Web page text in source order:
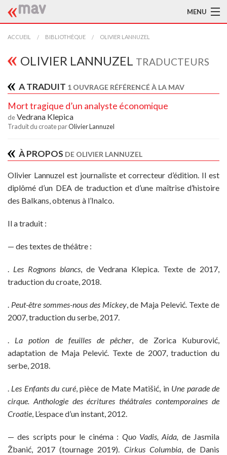
MENU
ACCUEIL
LA MAV
TRADUCTEURS
AIDE À LA TRADUCTION
ACCUEIL BIBLIOTHÈQUE OLIVIER LANNUZEL
OLIVIER LANNUZEL TRADUCTEURS
A TRADUIT 1 OUVRAGE RÉFÉRENCÉ À LA MAV
Mort tragique d’un analyste économique
deVedrana Klepica
Traduit du croate parOlivier Lannuzel
À PROPOS DE OLIVIER LANNUZEL
Olivier Lannuzel est journaliste et correcteur d’édition. Il est
diplômé d’un DEA de traduction et d’une maîtrise d’histoire
des Balkans, obtenus à l’Inalco.
Il a traduit :
— des textes de théâtre :
Les Rognons blancs, de Vedrana Klepica. Texte de 2017,
traduction du croate, 2018.
Peut-être sommes-nous des Mickey, de Maja Pelević. Texte de
2007, traduction du serbe, 2017.
La potion de feuilles de pêcher , de Zorica Kuburović,
adaptation de Maja Pelević. Texte de 2007, traduction du
serbe, 2018.
Les Enfants du curé, pièce de Mate Matišić, in Une parade de
cirque. Anthologie des écritures théâtrales contemporaines de
Croatie , L’espace d’un instant, 2012.
— des scripts pour le cinéma : Quo Vadis, Aida, de Jasmila
Žbanić, 2017 (tournage 2019). Cirkus Columbia, de Danis